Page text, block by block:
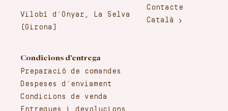
Contacte
Català
Vilobí d’Onyar, La Selva
(Girona)
Condicions d’entrega
Preparació de comandes
Despeses d’enviament
Condicions de venda